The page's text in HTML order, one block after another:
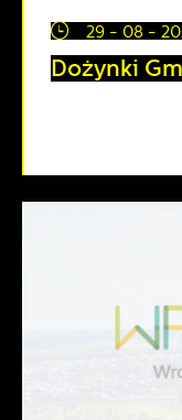
29 - 08 -
Dożynki